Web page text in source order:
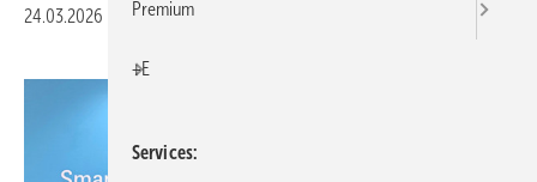
24.03.2026 Druckvorschau
Premium
+E
Services